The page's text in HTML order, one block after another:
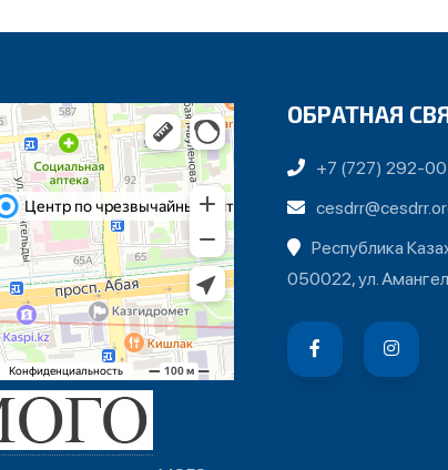
ОБРАТНАЯ
+7 (727) 292-
Республика
050022, ул.